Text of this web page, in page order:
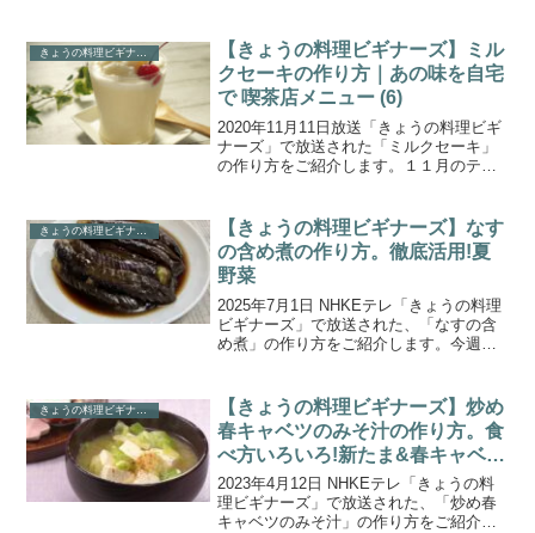
くひとりごはんに最適な丼物を紹介。焼
いたお肉...
きょうの料理ビギナーズ
【きょうの料理ビギナーズ】ミル
クセーキの作り方｜あの味を自宅
で 喫茶店メニュー (6)
2020年11月11日放送「きょうの料理ビギ
ナーズ」で放送された「ミルクセーキ」
の作り方をご紹介します。１１月のテー
ナチョコレートパフェ&ミルクセーキ」で
す。昔ながらの...
きょうの料理ビギナーズ
【きょうの料理ビギナーズ】なす
の含め煮の作り方。徹底活用!夏
野菜
2025年7月1日 NHKEテレ「きょうの料理
ビギナーズ」で放送された、「なすの含
め煮」の作り方をご紹介します。今週は
にも作れそうなお助けレシピです。今回
は食欲そそる...
【きょうの料理ビギナーズ】炒め
春キャベツのみそ汁の作り方。食
べ方いろいろ!新たま&春キャベ
ツ。
2023年4月12日 NHKEテレ「きょうの料
理ビギナーズ」で放送された、「炒め春
キャベツのみそ汁」の作り方をご紹介し